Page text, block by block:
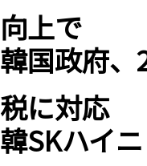
向上で
韓国政府
税に対応
韓SKハイ